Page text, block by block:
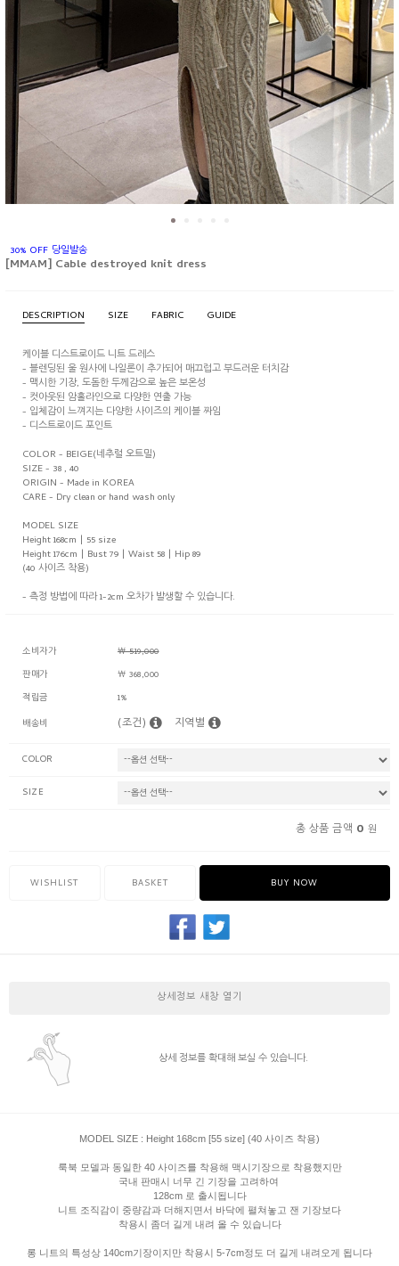
30% OFF 당일발송
[MMAM] Cable destroyed knit dress
DESCRIPTION SIZE FABRIC GUIDE
케이블 디스트로이드 니트 드레스
- 블렌딩된 울 원사에 나일론이 추가되어 매끄럽고 부드러운 터치감
- 맥시한 기장, 도돔한 두께감으로 높은 보온성
- 컷아웃된 암홀라인으로 다양한 연출 가능
- 입체감이 느껴지는 다양한 사이즈의 케이블 짜임
- 디스트로이드 포인트
COLOR - BEIGE(네추럴 오트밀)
SIZE - 38 , 40
ORIGIN - Made in KOREA
CARE - Dry clean or hand wash only
MODEL SIZE
Height 168cm | 55 size
Height 176cm | Bust 79 | Waist 58 | Hip 89
(40 사이즈 착용)
- 측정 방법에 따라 1-2cm 오차가 발생할 수 있습니다.
소비자가
￦ 519,000
판매가
￦ 368,000
적립금
1%
배송비
(조건) 지역별
COLOR
SIZE
총 상품 금액 0 원
WISHLIST BASKET BUY NOW
상세정보 새창 열기
상세 정보를 확대해 보실 수 있습니다.
MODEL SIZE : Height 168cm [55 size] (40 사이즈 착용)
룩북 모델과 동일한 40 사이즈를 착용해 맥시기장으로 착용했지만
국내 판매시 너무 긴 기장을 고려하여
128cm 로 출시됩니다
니트 조직감이 중량감과 더해지면서 바닥에 펼쳐놓고 잰 기장보다
착용시 좀더 길게 내려 올 수 있습니다
롱 니트의 특성상 140cm기장이지만 착용시 5-7cm정도 더 길게 내려오게 됩니다